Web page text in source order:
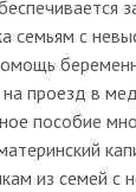
семьям с
проезд в
пособие
из семей с